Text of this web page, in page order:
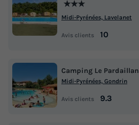
★★★
Midi-Pyrénées, Lavelanet
Avis clients 10
Camping Le Pardaillan
Midi-Pyrénées, Gondrin
Avis clients 9.3